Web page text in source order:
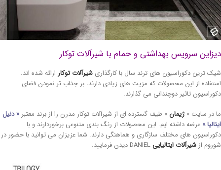
سرویس بهداشتی و حمام با شیرآلات توکار
ترین دکوراسیون های ترند سال با کارگذاریشیرآلات توکارارائه شده اند.
از این محصولات که مزیت های زیادی دارند، بر جذاب تر نمودن فضای
تاثیر دوچندانی می گذارند.
در سایت «ژیمان» طیف گسترده ای از شیرآلات توکار مدرن را از برند معتبر« دنیل
»عرضه داشته ایم. این محصولات از رنگ بندی متنوعی برخوردارند و با
های مختلف سازگاری و هماهنگی دارند. شما عزیزان می توانید با حضور در
ازشیرآلات ایتالیاییDANIEL دیدن فرمایید.